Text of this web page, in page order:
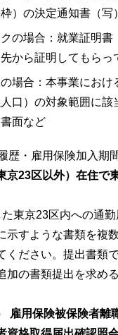
）の決定通知書（写）
の場合：就業証明書
から証明してもらっ
場合：本事業におけ
口）の対象範囲に該
面など
歴・雇用保険加入期
京23区以外）在住で
東京23区内への通
示すような書類を複
ください。提出書類
加の書類提出を求め
雇用保険被保険者離